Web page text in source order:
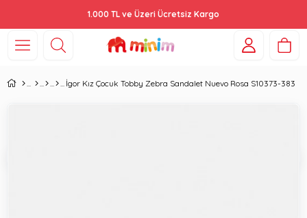
1.000 TL ve Üzeri Ücretsiz Kargo
İgor Kız Çocuk Tobby Zebra Sandalet Nuevo Rosa S10373-383